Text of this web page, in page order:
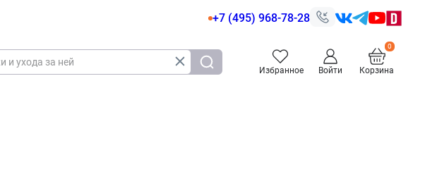
+7 (495) 968-78-28
Избранное Войти Корзина